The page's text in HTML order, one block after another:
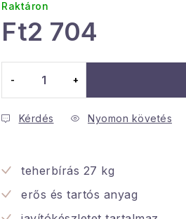
Raktáron
Ft2 704
Kérdés Nyomon követés
teherbírás 27 kg
erős és tartós anyag